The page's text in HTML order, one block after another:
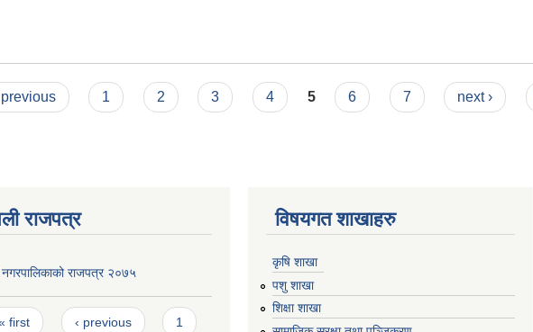
previous 1 2 3 4 5 6 7 next ›
राजपत्र
राजपत्र २०७५
first ‹ previous 1
विषयगत शाखाहरु
कृषि शाखा
पशु शाखा
शिक्षा शाखा